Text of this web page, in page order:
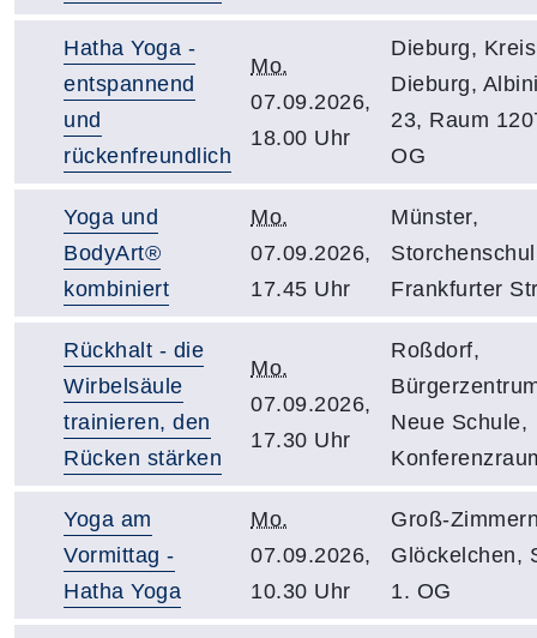
Hatha Yoga -
entspannend
und
rückenfreundlich
Mo.
07.09.2026,
18.00 Uhr
Dieburg,
Dieburg,
23, Raum
OG
Yoga und
BodyArt®
kombiniert
Mo.
07.09.2026,
17.45 Uhr
Münster,
Frankfurter
Rückhalt - die
Wirbelsäule
trainieren, den
Rücken stärken
Mo.
07.09.2026,
17.30 Uhr
Roßdorf,
Neue Schule,
Yoga am
Vormittag -
Hatha Yoga
Mo.
07.09.2026,
10.30 Uhr
Groß-
Glöckelchen,
1. OG